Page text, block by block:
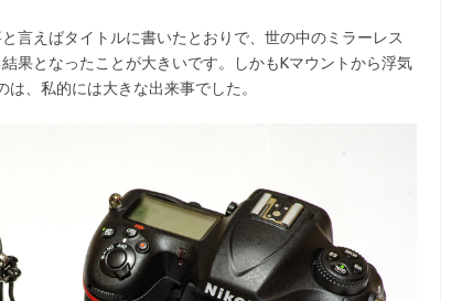
言えばタイトルに書いたとおりで、世の中のミラーレス
果となったことが大きいです。しかもKマウントから浮気
、私的には大きな出来事でした。